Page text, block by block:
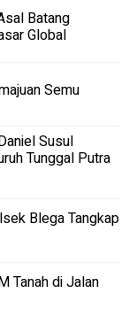
Batang
Global
Semu
Susul
Tunggal Putra
Blega Tangkap
Tanah di Jalan